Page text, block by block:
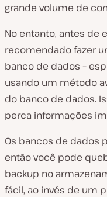
grande volume de
No entanto, antes de
recomendado fazer
banco de dados –
usando um método
do banco de dados.
perca informações
Os bancos de dados
então você pode
backup no
fácil, ao invés de um